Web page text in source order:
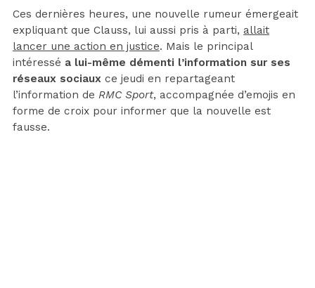
Ces dernières heures, une nouvelle rumeur émergeait
expliquant que Clauss, lui aussi pris à parti, allait
lancer une action en justice. Mais le principal
intéressé a lui-même démenti l’information sur ses
réseaux sociaux ce jeudi en repartageant
l’information de RMC Sport, accompagnée d’emojis en
forme de croix pour informer que la nouvelle est
fausse.